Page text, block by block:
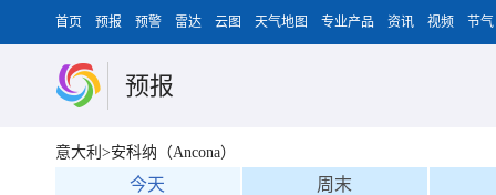
首页 预报 预警 雷达 云图 天气地图 专业产品 资讯 视频 节气
预报
意大利>安科纳（Ancona）
今天 周末